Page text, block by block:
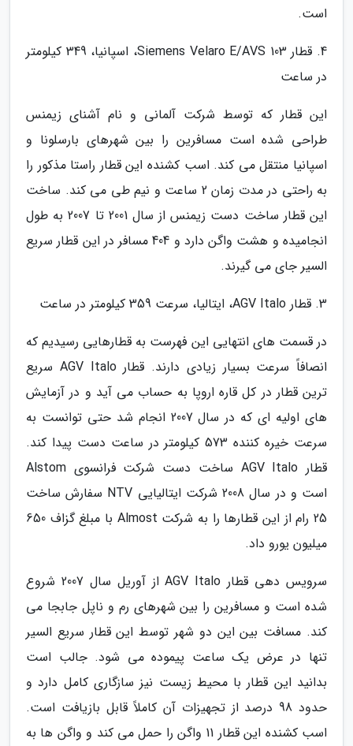
است.
4. قطار Siemens Velaro E/AVS 103، اسپانیا، 349 کیلومتر
در ساعت
این قطار که توسط شرکت آلمانی و نام آشنای زیمنس
طراحی شده است مسافرین را بین شهرهای بارسلونا و
اسپانیا منتقل می کند. اسب کشنده این قطار راستا مذکور را
به راحتی در مدت زمان 2 ساعت و نیم طی می کند. ساخت
این قطار ساخت دست زیمنس از سال 2001 تا 2007 به طول
انجامیده و هشت واگن دارد و 404 مسافر در این قطار سریع
السیر جای می گیرند.
3. قطار AGV Italo، ایتالیا، سرعت 359 کیلومتر در ساعت
در قسمت های انتهایی این فهرست به قطارهایی رسیدیم که
انصافاً سرعت بسیار زیادی دارند. قطار AGV Italo سریع
ترین قطار در کل قاره اروپا به حساب می آید و در آزمایش
های اولیه ای که در سال 2007 انجام شد حتی توانست به
سرعت خیره کننده 573 کیلومتر در ساعت دست پیدا کند.
قطار AGV Italo ساخت دست شرکت فرانسوی Alstom
است و در سال 2008 شرکت ایتالیایی NTV سفارش ساخت
25 رام از این قطارها را به شرکت Almost با مبلغ گزاف 650
میلیون یورو داد.
سرویس دهی قطار AGV Italo از آوریل سال 2007 شروع
شده است و مسافرین را بین شهرهای رم و ناپل جابجا می
کند. مسافت بین این دو شهر توسط این قطار سریع السیر
تنها در عرض یک ساعت پیموده می شود. جالب است
بدانید این قطار با محیط زیست نیز سازگاری کامل دارد و
حدود 98 درصد از تجهیزات آن کاملاً قابل بازیافت است.
اسب کشنده این قطار 11 واگن را حمل می کند و واگن ها به